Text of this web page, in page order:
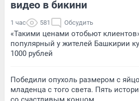
видео в бикини
1 час 581 Обсудить
«Такими ценами отобьют
популярный у жителей Башкирии
1000 рублей
Победили опухоль размером с
младенца с того света. Пять